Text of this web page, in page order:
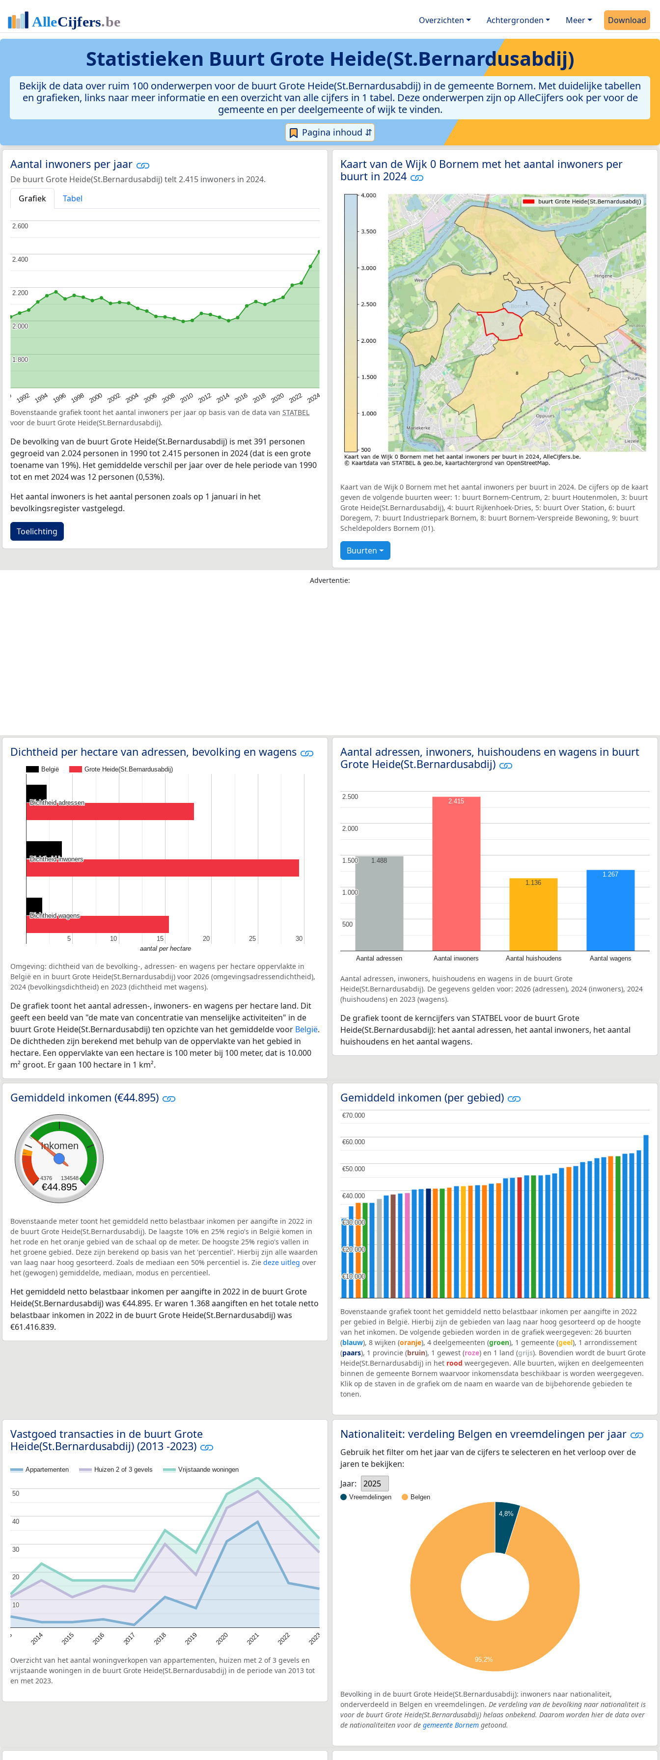
Overzichten Achtergronden Meer Download
Statistieken Buurt Grote Heide(St.Bernardusabdij)
Bekijk de data over ruim 100 onderwerpen voor de buurt Grote Heide(St.Bernardusabdij) in de gemeente Bornem. Met duidelijke tabellen
en grafieken, links naar meer informatie en een overzicht van alle cijfers in 1 tabel. Deze onderwerpen zijn op AlleCijfers ook per voor de
gemeente en per deelgemeente of wijk te vinden.
Pagina inhoud ⇵
Aantal inwoners per jaar
De buurt Grote Heide(St.Bernardusabdij) telt 2.415 inwoners in 2024.
Grafiek
Tabel
1992 1994 1996 1998 2000 2002 2004 2006 2008 2010 2012 2014 2016 2018 2020 2022 2024
1.800
1.800
2.000
2.000
2.200
2.200
2.400
2.400
2.600
2.600
Bovenstaande grafiek toont het aantal inwoners per jaar op basis van de data van STATBEL
voor de buurt Grote Heide(St.Bernardusabdij).
De bevolking van de buurt Grote Heide(St.Bernardusabdij) is met 391 personen
gegroeid van 2.024 personen in 1990 tot 2.415 personen in 2024 (dat is een grote
toename van 19%). Het gemiddelde verschil per jaar over de hele periode van 1990
tot en met 2024 was 12 personen (0,53%).
Het aantal inwoners is het aantal personen zoals op 1 januari in het
bevolkingsregister vastgelegd.
Toelichting
Kaart van de Wijk 0 Bornem met het aantal inwoners per
buurt in 2024
Kaart van de Wijk 0 Bornem met het aantal inwoners per buurt in 2024. De cijfers op de kaart
geven de volgende buurten weer: 1: buurt Bornem-Centrum, 2: buurt Houtenmolen, 3: buurt
Grote Heide(St.Bernardusabdij), 4: buurt Rijkenhoek-Dries, 5: buurt Over Station, 6: buurt
Doregem, 7: buurt Industriepark Bornem, 8: buurt Bornem-Verspreide Bewoning, 9: buurt
Scheldepolders Bornem (01).
Buurten
Advertentie:
Dichtheid per hectare van adressen, bevolking en wagens
België Grote Heide(St.Bernardusabdij)
5
5 10
10 15
15 20
20 25
25 30
30
Dichtheid adressen
Dichtheid adressen
Dichtheid inwoners
Dichtheid inwoners
Dichtheid wagens
Dichtheid wagens
aantal per hectare
Omgeving: dichtheid van de bevolking-, adressen- en wagens per hectare oppervlakte in
België en in buurt Grote Heide(St.Bernardusabdij) voor 2026 (omgevingsadressendichtheid),
2024 (bevolkingsdichtheid) en 2023 (dichtheid met wagens).
De grafiek toont het aantal adressen-, inwoners- en wagens per hectare land. Dit
geeft een beeld van "de mate van concentratie van menselijke activiteiten" in de
buurt Grote Heide(St.Bernardusabdij) ten opzichte van het gemiddelde voor België.
De dichtheden zijn berekend met behulp van de oppervlakte van het gebied in
hectare. Een oppervlakte van een hectare is 100 meter bij 100 meter, dat is 10.000
m² groot. Er gaan 100 hectare in 1 km².
Aantal adressen, inwoners, huishoudens en wagens in buurt
Grote Heide(St.Bernardusabdij)
Aantal adressen Aantal inwoners Aantal huishoudens Aantal wagens
500
500
1.000
1.000
1.500
1.500
2.000
2.000
2.500
2.500
1.488
2.415
1.136
1.267
Aantal adressen, inwoners, huishoudens en wagens in de buurt Grote
Heide(St.Bernardusabdij). De gegevens gelden voor: 2026 (adressen), 2024 (inwoners), 2024
(huishoudens) en 2023 (wagens).
De grafiek toont de kerncijfers van STATBEL voor de buurt Grote
Heide(St.Bernardusabdij): het aantal adressen, het aantal inwoners, het aantal
huishoudens en het aantal wagens.
Gemiddeld inkomen (€44.895)
Inkomen
4376 134548
€44.895
Bovenstaande meter toont het gemiddeld netto belastbaar inkomen per aangifte in 2022 in
de buurt Grote Heide(St.Bernardusabdij). De laagste 10% en 25% regio's in België komen in
het rode en het oranje gebied van de schaal op de meter. De hoogste 25% regio's vallen in
het groene gebied. Deze zijn berekend op basis van het 'percentiel'. Hierbij zijn alle waarden
van laag naar hoog gesorteerd. Zoals de mediaan een 50% percentiel is. Zie deze uitleg over
het (gewogen) gemiddelde, mediaan, modus en percentieel.
Het gemiddeld netto belastbaar inkomen per aangifte in 2022 in de buurt Grote
Heide(St.Bernardusabdij) was €44.895. Er waren 1.368 aangiften en het totale netto
belastbaar inkomen in 2022 in de buurt Grote Heide(St.Bernardusabdij) was
€61.416.839.
Gemiddeld inkomen (per gebied)
€10.000
€10.000
€20.000
€20.000
€30.000
€30.000
€40.000
€40.000
€50.000
€50.000
€60.000
€60.000
€70.000
€70.000
Bovenstaande grafiek toont het gemiddeld netto belastbaar inkomen per aangifte in 2022
per gebied in België. Hierbij zijn de gebieden van laag naar hoog gesorteerd op de hoogte
van het inkomen. De volgende gebieden worden in de grafiek weergegeven: 26 buurten
(blauw), 8 wijken (oranje), 4 deelgemeenten (groen), 1 gemeente (geel), 1 arrondissement
(paars), 1 provincie (bruin), 1 gewest (roze) en 1 land (grijs). Bovendien wordt de buurt Grote
Heide(St.Bernardusabdij) in het rood weergegeven. Alle buurten, wijken en deelgemeenten
binnen de gemeente Bornem waarvoor inkomensdata beschikbaar is worden weergegeven.
Klik op de staven in de grafiek om de naam en waarde van de bijbehorende gebieden te
tonen.
Vastgoed transacties in de buurt Grote
Heide(St.Bernardusabdij) (2013 -2023)
Appartementen Huizen 2 of 3 gevels Vrijstaande woningen
2014 2015 2016 2017 2018 2019 2020 2021 2022 2023
10
10
20
20
30
30
40
40
50
50
Overzicht van het aantal woningverkopen van appartementen, huizen met 2 of 3 gevels en
vrijstaande woningen in de buurt Grote Heide(St.Bernardusabdij) in de periode van 2013 tot
en met 2023.
Nationaliteit: verdeling Belgen en vreemdelingen per jaar
Gebruik het filter om het jaar van de cijfers te selecteren en het verloop over de
jaren te bekijken:
Jaar:
2025
Vreemdelingen Belgen
4,8%
95,2%
Bevolking in de buurt Grote Heide(St.Bernardusabdij): inwoners naar nationaliteit,
onderverdeeld in Belgen en vreemdelingen. De verdeling van de bevolking naar nationaliteit is
voor de buurt Grote Heide(St.Bernardusabdij) helaas onbekend. Daarom worden hier de data over
de nationaliteiten voor de gemeente Bornem getoond.